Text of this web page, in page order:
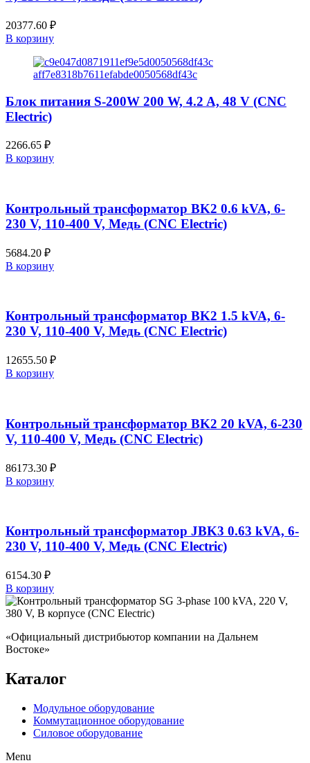
20377.60 ₽
В корзину
Блок питания S-200W 200 W, 4.2 A, 48 V (CNC
Electric)
2266.65 ₽
В корзину
Контрольный трансформатор BK2 0.6 kVA, 6-
230 V, 110-400 V, Медь (CNC Electric)
5684.20 ₽
В корзину
Контрольный трансформатор BK2 1.5 kVA, 6-
230 V, 110-400 V, Медь (CNC Electric)
12655.50 ₽
В корзину
Контрольный трансформатор BK2 20 kVA, 6-230
V, 110-400 V, Медь (CNC Electric)
86173.30 ₽
В корзину
Контрольный трансформатор JBK3 0.63 kVA, 6-
230 V, 110-400 V, Медь (CNC Electric)
6154.30 ₽
В корзину
«Официальный дистрибьютор компании на Дальнем
Востоке»
Каталог
Модульное оборудование
Коммутационное оборудование
Силовое оборудование
Menu